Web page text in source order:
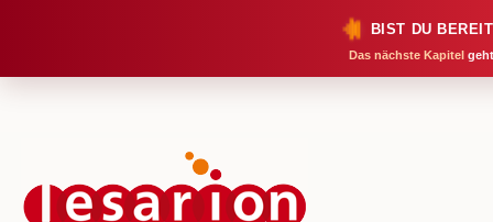
BIST DU
Das nächste Kapitel